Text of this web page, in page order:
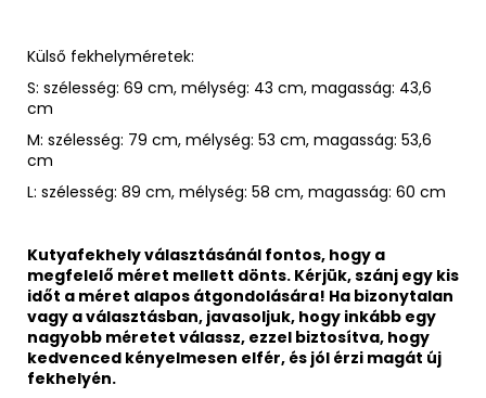
Külső fekhelyméretek:
S: szélesség: 69 cm, mélység: 43 cm, magasság: 43,6
cm
M: szélesség: 79 cm, mélység: 53 cm, magasság: 53,6
cm
L: szélesség: 89 cm, mélység: 58 cm, magasság: 60 cm
Kutyafekhely választásánál fontos, hogy a
megfelelő méret mellett dönts. Kérjük, szánj egy kis
időt a méret alapos átgondolására! Ha bizonytalan
vagy a választásban, javasoljuk, hogy inkább egy
nagyobb méretet válassz, ezzel biztosítva, hogy
kedvenced kényelmesen elfér, és jól érzi magát új
fekhelyén.